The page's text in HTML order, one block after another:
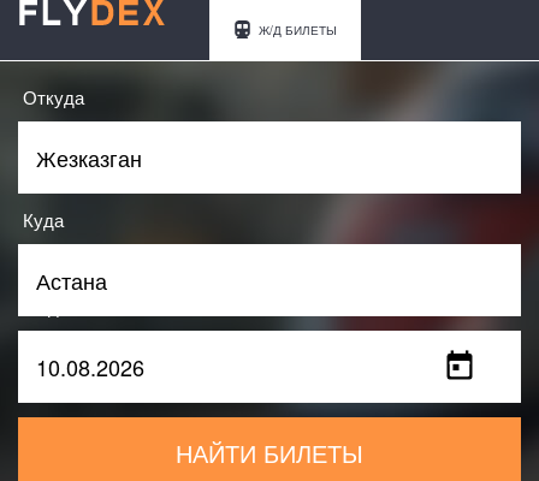
Ж/Д БИЛЕТЫ
Откуда
Куда
НАЙТИ БИЛЕТЫ